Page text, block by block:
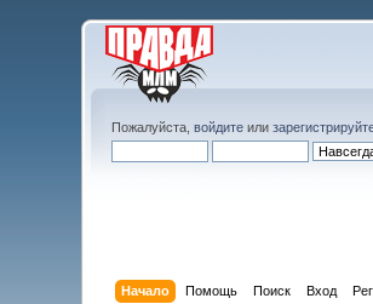
Пожалуйста,войдите или
Начало Помощь Поиск Вход